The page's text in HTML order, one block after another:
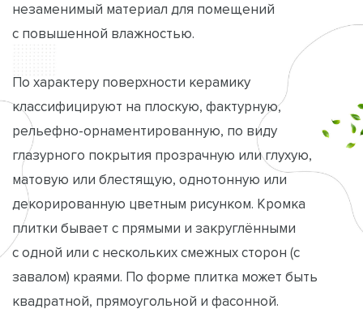
незаменимый материал для помещений
с повышенной влажностью.
По характеру поверхности керамику
классифицируют на плоскую, фактурную,
рельефно-орнаментированную, по виду
глазурного покрытия прозрачную или глухую,
матовую или блестящую, однотонную или
декорированную цветным рисунком. Кромка
плитки бывает с прямыми и закруглёнными
с одной или с нескольких смежных сторон (с
завалом) краями. По форме плитка может быть
квадратной, прямоугольной и фасонной.